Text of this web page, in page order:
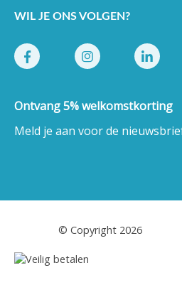
WIL JE ONS VOLGEN?
Ontvang 5% welkomstkorting
Meld je aan voor de
© Copyright 2026